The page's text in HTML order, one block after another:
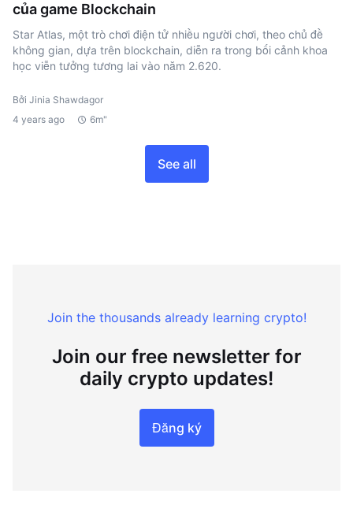
của game Blockchain
Star Atlas, một trò chơi điện tử nhiều người chơi, theo chủ đề
không gian, dựa trên blockchain, diễn ra trong bối cảnh khoa
học viễn tưởng tương lai vào năm 2.620.
Bởi Jinia Shawdagor
4 years ago
6m"
See all
Join the thousands already learning crypto!
Join our free newsletter for
daily crypto updates!
Đăng ký